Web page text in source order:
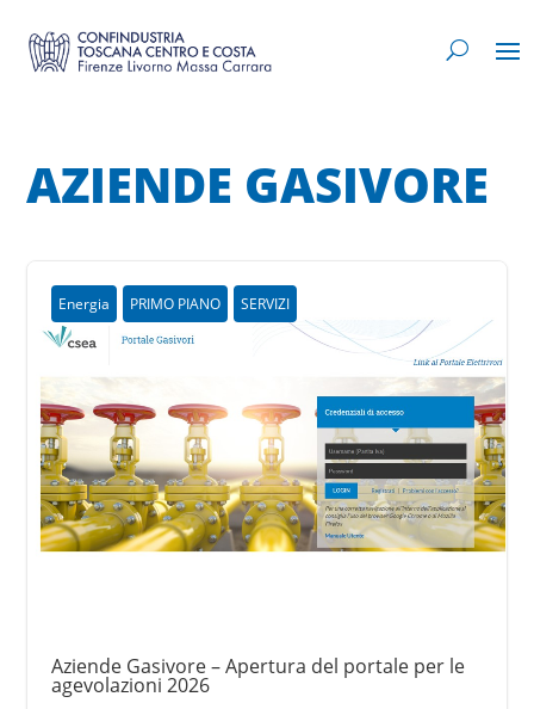
AZIENDE GASIVORE
Energia PRIMO PIANO SERVIZI
Aziende Gasivore – Apertura del portale per le
agevolazioni 2026